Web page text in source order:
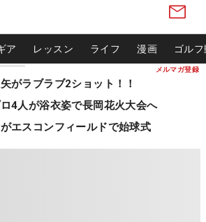
メルマガ登録
ア レッスン ライフ 漫画 ゴル
がラブラブ2ショット！！
4人が浴衣姿で長岡花火大会へ
エスコンフィールドで始球式